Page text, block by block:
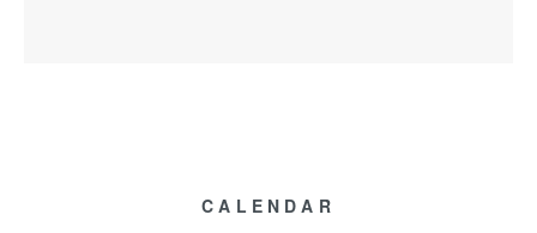
CALENDAR